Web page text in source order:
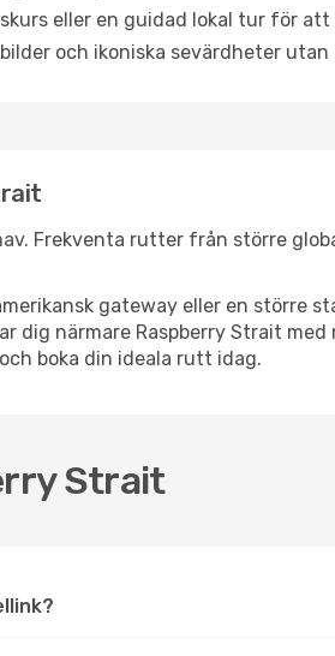
eller en guidad lokal tur för
och ikoniska sevärdheter
Frekventa rutter från större
gateway eller en större
närmare Raspberry Strait
boka din ideala rutt idag.
Strait